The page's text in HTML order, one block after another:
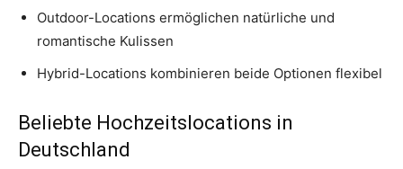
Outdoor-Locations ermöglichen natürliche und
romantische Kulissen
Hybrid-Locations kombinieren beide Optionen flexibel
Beliebte Hochzeitslocations in
Deutschland